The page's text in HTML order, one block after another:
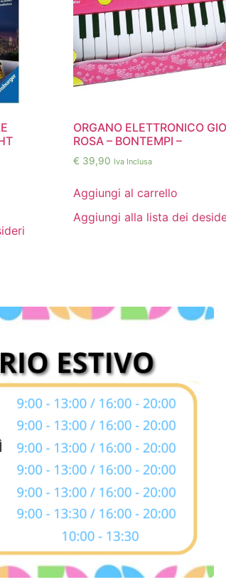
ORGANO ELETTRONICO
ROSA – BONTEMPI –
€ 39,90 Iva Inclusa
Aggiungi al carrello
Aggiungi alla lista dei